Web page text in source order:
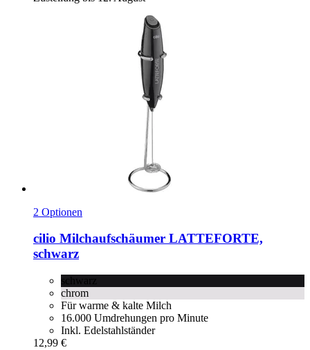
2 Optionen
cilio Milchaufschäumer LATTEFORTE,
schwarz
schwarz
chrom
Für warme & kalte Milch
16.000 Umdrehungen pro Minute
Inkl. Edelstahlständer
12,99 €